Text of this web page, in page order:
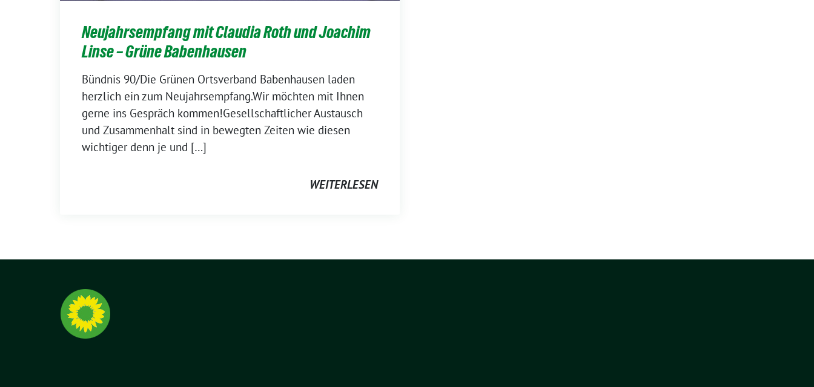
Neujahrsempfang mit Claudia Roth und Joachim
Linse – Grüne Babenhausen
Bündnis 90/Die Grünen Ortsverband Babenhausen laden
herzlich ein zum Neujahrsempfang.Wir möchten mit Ihnen
gerne ins Gespräch kommen!Gesellschaftlicher Austausch
und Zusammenhalt sind in bewegten Zeiten wie diesen
wichtiger denn je und […]
WEITERLESEN